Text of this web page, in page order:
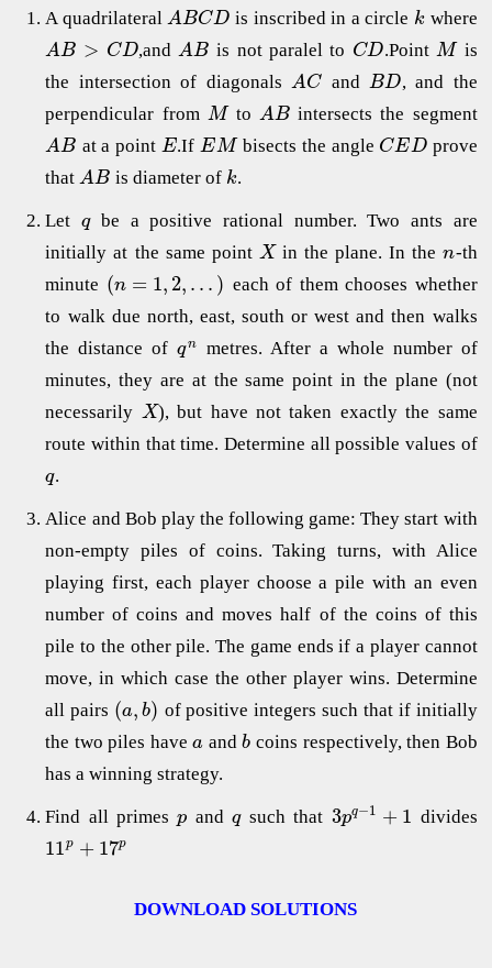
A quadrilateralABCD is inscribed in a circle k where
AB > CD,andAB is not paralel to CD.PointM is
the intersection of diagonalsAC andBD, and the
perpendicular from M to AB intersects the segment
AB at a pointE.IfEM bisects the angle CEDprove
thatAB is diameter of k.
Letqbe a positive rational number. Two ants are
initially at the same point X in the plane. In then-th
minute (n = 1, 2, . . . ) each of them chooses whether
to walk due north, east, south or west and then walks
the distance ofqn
metres. After a whole number of
minutes, they are at the same point in the plane (not
necessarily X), but have not taken exactly the same
route within that time. Determine all possible values of
q.
Alice and Bob play the following game: They start with
non-empty piles of coins. Taking turns, with Alice
playing first, each player choose a pile with an even
number of coins and moves half of the coins of this
pile to the other pile. The game ends if a player cannot
move, in which case the other player wins. Determine
all pairs (a, b) of positive integers such that if initially
the two piles havea andb coins respectively, then Bob
has a winning strategy.
Find all primesp andqsuch that 3pq−1 + 1 divides
11p + 17p
DOWNLOAD SOLUTIONS